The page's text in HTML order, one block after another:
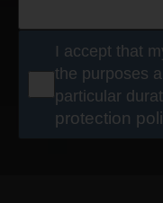
I accept that
the purposes
particular
protection